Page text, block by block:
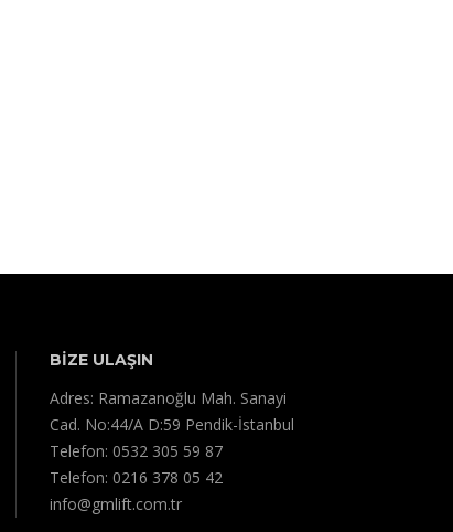
BİZE ULAŞIN
Adres: Ramazanoğlu Mah. Sanayi
Cad. No:44/A D:59 Pendik-İstanbul
Telefon: 0532 305 59 87
Telefon: 0216 378 05 42
info@gmlift.com.tr